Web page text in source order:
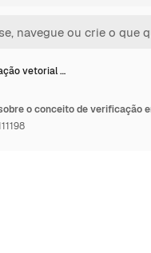
vetorial …